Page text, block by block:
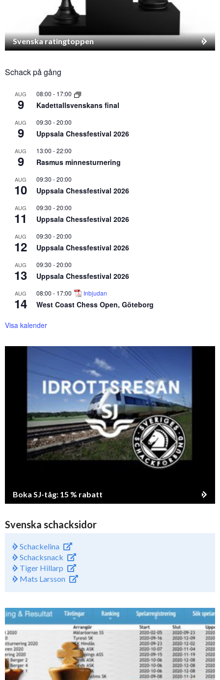
Svenska ratingtoppen
Schack på gång
AUG
9
08:00 - 17:00
Kadettallsvenskans final
AUG
9
09:30 -20:00
Uppsala Chessfestival 2026
AUG
9
13:00 -22:00
Rasmus minnesturnering
AUG
10
09:30 -20:00
Uppsala Chessfestival 2026
AUG
11
09:30 -20:00
Uppsala Chessfestival 2026
AUG
12
09:30 -20:00
Uppsala Chessfestival 2026
AUG
13
09:30 -20:00
Uppsala Chessfestival 2026
AUG
14
08:00 - 17:00 Inbjudan
West Coast Chess Open, Göteborg
Visa kalender
Boka SJ-tåg: 15 % rabatt
Svenska schacksidor
Schackelina
Schacksnack
Tiger Hillarp
Mats Larsson